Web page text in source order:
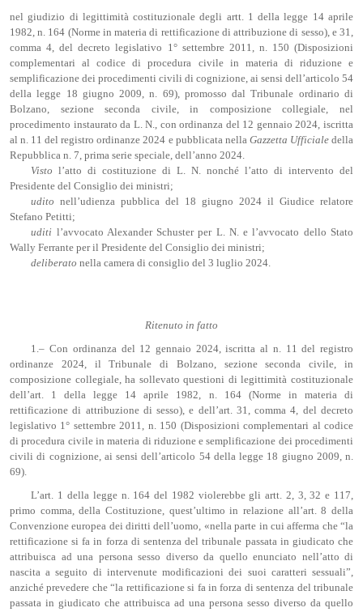
nel giudizio di legittimità costituzionale degli artt. 1 della legge 14 aprile
1982, n. 164 (Norme in materia di rettificazione di attribuzione di sesso), e 31,
comma 4, del decreto legislativo 1° settembre 2011, n. 150 (Disposizioni
complementari al codice di procedura civile in materia di riduzione e
semplificazione dei procedimenti civili di cognizione, ai sensi dell’articolo 54
della legge 18 giugno 2009, n. 69), promosso dal Tribunale ordinario di
Bolzano, sezione seconda civile, in composizione collegiale, nel
procedimento instaurato da L. N., con ordinanza del 12 gennaio 2024, iscritta
al n. 11 del registro ordinanze 2024 e pubblicata nella Gazzetta Ufficialedella
Repubblica n. 7, prima serie speciale, dell’anno 2024.
Visto l’atto di costituzione di L. N. nonché l’atto di intervento del
Presidente del Consiglio dei ministri;
udito nell’udienza pubblica del 18 giugno 2024 il Giudice relatore
Stefano Petitti;
uditi l’avvocato Alexander Schuster per L. N. e l’avvocato dello Stato
Wally Ferrante per il Presidente del Consiglio dei ministri;
deliberato nella camera di consiglio del 3 luglio 2024.
Ritenuto in fatto
1.– Con ordinanza del 12 gennaio 2024, iscritta al n. 11 del registro
ordinanze 2024, il Tribunale di Bolzano, sezione seconda civile, in
composizione collegiale, ha sollevato questioni di legittimità costituzionale
dell’art. 1 della legge 14 aprile 1982, n. 164 (Norme in materia di
rettificazione di attribuzione di sesso), e dell’art. 31, comma 4, del decreto
legislativo 1° settembre 2011, n. 150 (Disposizioni complementari al codice
di procedura civile in materia di riduzione e semplificazione dei procedimenti
civili di cognizione, ai sensi dell’articolo 54 della legge 18 giugno 2009, n.
69).
L’art. 1 della legge n. 164 del 1982 violerebbe gli artt. 2, 3, 32 e 117,
primo comma, della Costituzione, quest’ultimo in relazione all’art. 8 della
Convenzione europea dei diritti dell’uomo, «nella parte in cui afferma che “la
rettificazione si fa in forza di sentenza del tribunale passata in giudicato che
attribuisca ad una persona sesso diverso da quello enunciato nell’atto di
nascita a seguito di intervenute modificazioni dei suoi caratteri sessuali”,
anziché prevedere che “la rettificazione si fa in forza di sentenza del tribunale
passata in giudicato che attribuisca ad una persona sesso diverso da quello